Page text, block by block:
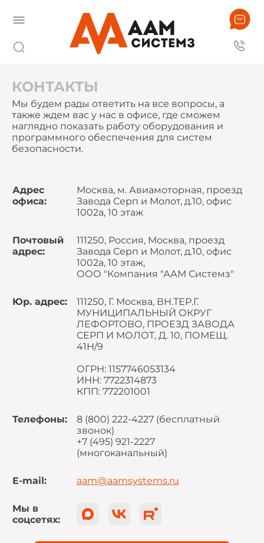
КОНТАКТЫ
Мы будем рады ответить на все вопросы, а
также ждем вас у нас в офисе, где сможем
наглядно показать работу оборудования и
программного обеспечения для систем
безопасности.
Адрес
офиса:
Москва, м. Авиамоторная, проезд
Завода Серп и Молот, д.10, офис
1002а, 10 этаж
Почтовый
адрес:
111250, Россия, Москва, проезд
Завода Серп и Молот, д.10, офис
1002а, 10 этаж,
ООО "Компания "ААМ Системз"
Юр. адрес:
111250, Г. Москва, ВН.ТЕР.Г.
МУНИЦИПАЛЬНЫЙ ОКРУГ
ЛЕФОРТОВО, ПРОЕЗД ЗАВОДА
СЕРП И МОЛОТ, Д. 10, ПОМЕЩ.
41Н/9
ОГРН: 1157746053134
ИНН: 7722314873
КПП: 772201001
Телефоны:
8 (800) 222-4227 (бесплатный
звонок)
+7 (495) 921-2227
(многоканальный)
E-mail: aam@aamsystems.ru
Мы в
соцсетях: